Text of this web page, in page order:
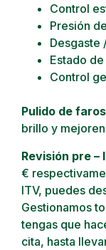
Control
Presión
Desgaste
Estado
Control
Pulido de faros
brillo y
Revisión pre –
€
ITV, puedes
Gestionamos
tengas que
cita, hasta